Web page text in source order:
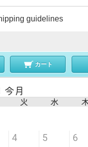
guidelines
カート